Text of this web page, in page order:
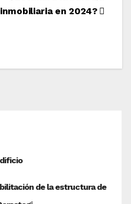
inmobiliaria en 2024?